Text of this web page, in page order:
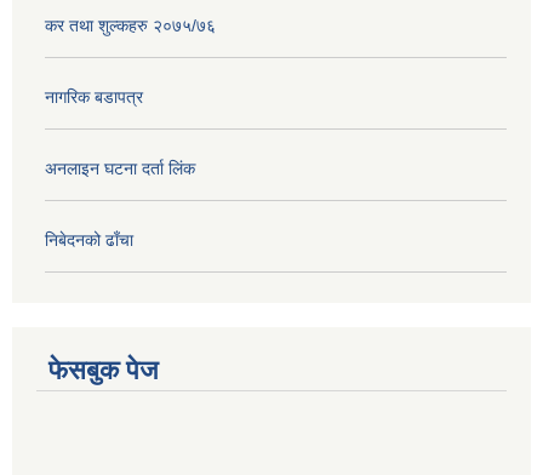
कर तथा शुल्कहरु २०७५/७६
नागरिक बडापत्र
अनलाइन घटना दर्ता लिंक
निबेदनको ढाँचा
फेसबुक पेज